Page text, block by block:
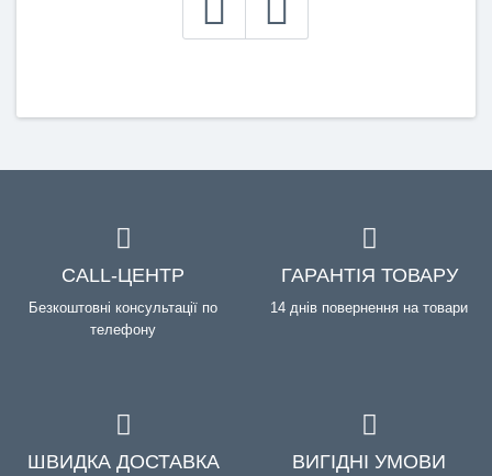
CALL-ЦЕНТР
Безкоштовні консультації по
телефону
ГАРАНТІЯ ТОВАРУ
14 днів повернення на товари
ШВИДКА ДОСТАВКА ВИГІДНІ УМОВИ